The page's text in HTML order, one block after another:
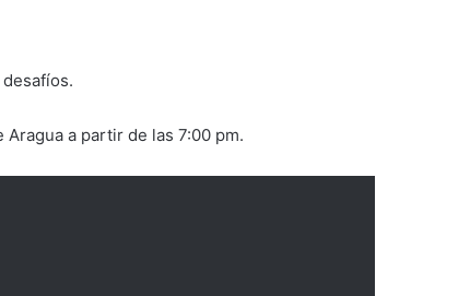
a partir de las 7:00 pm.